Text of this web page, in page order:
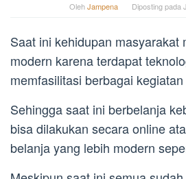
OlehJampena Diposting pada
Saat ini kehidupan masyarakat
modern karena terdapat
memfasilitasi berbagai
Sehingga saat ini berbelanja
bisa dilakukan secara online
belanja yang lebih modern